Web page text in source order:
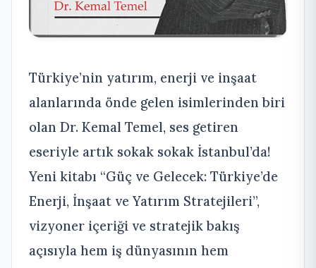
Türkiye’nin yatırım, enerji ve inşaat
alanlarında önde gelen isimlerinden biri
olan Dr. Kemal Temel, ses getiren
eseriyle artık sokak sokak İstanbul’da!
Yeni kitabı “Güç ve Gelecek: Türkiye’de
Enerji, İnşaat ve Yatırım Stratejileri”,
vizyoner içeriği ve stratejik bakış
açısıyla hem iş dünyasının hem